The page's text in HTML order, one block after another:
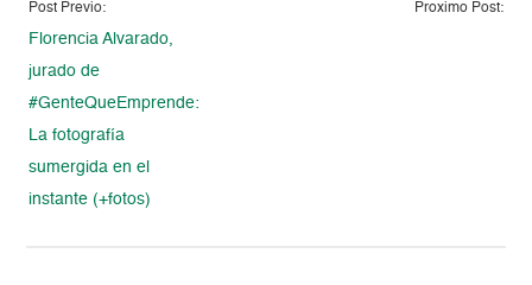
Post Previo:
Florencia Alvarado,
jurado de
#GenteQueEmprende:
La fotografía
sumergida en el
instante (+fotos)
Proximo Post: